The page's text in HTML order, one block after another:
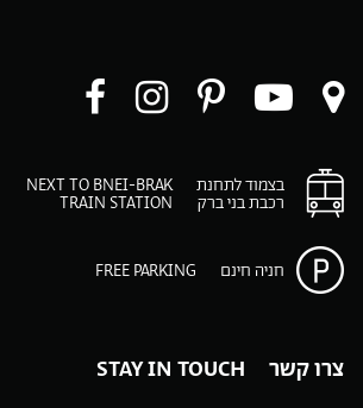
עקבו
ב-
Facebook
עקבו
ב-
Instagram
עקבו
ב-
עקבו
ב-
play
ב- בצמוד לתחנת
רכבת בני ברק
NEXT TO BNEI-BRAK
TRAIN STATION
חניה חינם FREE PARKING
צרו קשר STAY IN TOUCH